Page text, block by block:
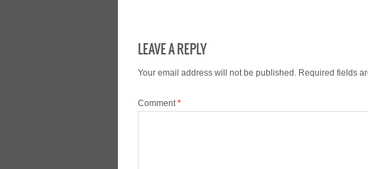
LEAVE A REPLY
Your email address will not be published. Required fields
Comment*